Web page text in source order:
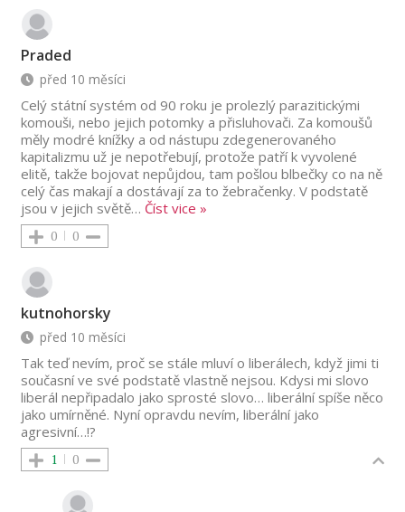
Praded
před 10 měsíci
Celý státní systém od 90 roku je prolezlý parazitickými
komouši, nebo jejich potomky a přisluhovači. Za komoušů
měly modré knížky a od nástupu zdegenerovaného
kapitalizmu už je nepotřebují, protože patří k vyvolené
elitě, takže bojovat nepůjdou, tam pošlou blbečky co na ně
celý čas makají a dostávají za to žebračenky. V podstatě
jsou v jejich světě… Číst vice »
0 0
kutnohorsky
před 10 měsíci
Tak teď nevím, proč se stále mluví o liberálech, když jimi ti
současní ve své podstatě vlastně nejsou. Kdysi mi slovo
liberál nepřipadalo jako sprosté slovo… liberální spíše něco
jako umírněné. Nyní opravdu nevím, liberální jako
agresivní…!?
1 0